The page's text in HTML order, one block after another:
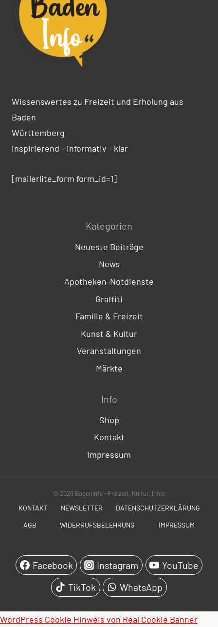
Wissenswertes zu Freizeit und Erholung aus
Baden
Württemberg
inspirierend - informativ - klar
[mailerlite_form form_id=1]
Kategorien
Neueste Beiträge
News
Apotheken-Notdienste
Graffiti
Familie & Freizeit
Kunst & Kultur
Veranstaltungen
Märkte
Info
Shop
Kontakt
Impressum
© 2026 Badeninfo - Freizeit, Kultur, Infos
KONTAKT NEWSLETTER DATENSCHUTZERKLÄRUNG
AGB WIDERRUFSBELEHRUNG IMPRESSUM
Facebook Instagram
YouTube
TikTok
WhatsApp
WordPress Cookie Hinweis von Real Cookie Banner